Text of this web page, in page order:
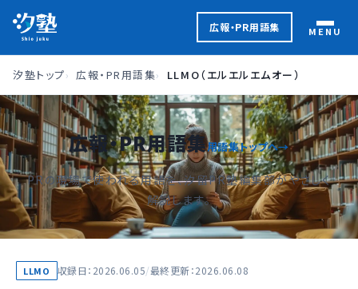
広報・PR用語集 MENU
汐塾トップ 広報・PR用語集 LLMO（エルエルエムオー）
広報・PR用語集用語集トップへ
PRの現場で使われる用語を、汐留PR塾編集部がやさしく
解説します。
LLMO 収録日：2026.06.05/最終更新：2026.06.08